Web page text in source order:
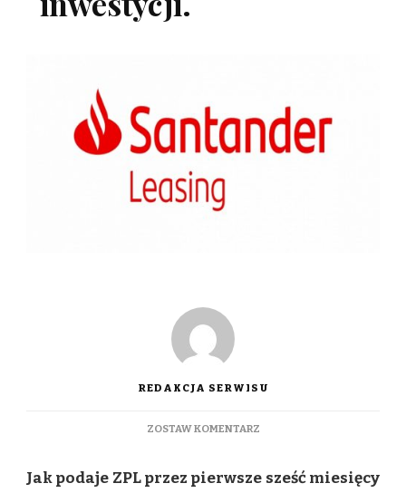
REDAKCJA SERWISU
ZOSTAW KOMENTARZDO
–
Jak podaje ZPL przez pierwsze sześć miesięcy